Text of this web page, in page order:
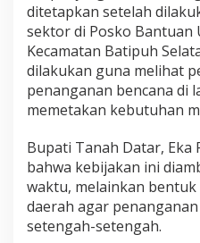
m
a
l
k
a
n
P
u
l
i
h
n
ditetapkan setelah
sektor di Posko Bantuan
Kecamatan Batipuh
dilakukan guna melihat
penanganan bencana di
memetakan kebutuhan
Bupati Tanah Datar, Eka
bahwa kebijakan ini
waktu, melainkan
daerah agar
setengah-setengah.